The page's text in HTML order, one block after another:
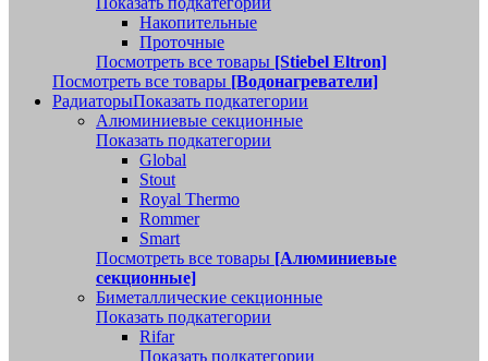
Накопительные
Проточные
Посмотреть все товары [Stiebel Eltron]
Посмотреть все товары [Водонагреватели]
РадиаторыПоказать подкатегории
Алюминиевые секционные
Показать подкатегории
Global
Stout
Royal Thermo
Rommer
Smart
Посмотреть все товары [Алюминиевые
секционные]
Биметаллические секционные
Показать подкатегории
Rifar
Показать подкатегории